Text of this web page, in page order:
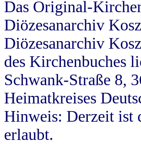
Das Original-
Diözesanarchiv
Diözesanarchiv
des Kirchenbuches
Schwank-Straße 8,
Heimatkreises
Hinweis: Derzeit ist
erlaubt.